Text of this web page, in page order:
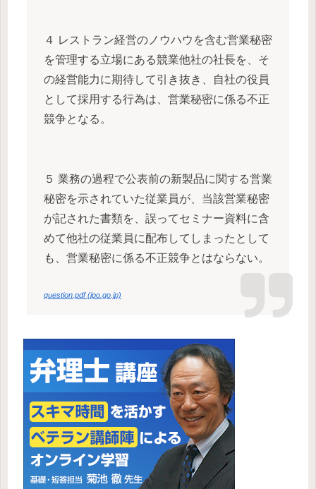
４ レストラン経営のノウハウを含む営業秘密
を管理する立場にある競業他社の社長を、そ
の経営能力に期待して引き抜き、自社の役員
として採用する行為は、営業秘密に係る不正
競争となる。
５ 業務の過程で公表前の新製品に関する営業
秘密を示されていた従業員が、当該営業秘密
が記された書類を、誤ってセミナー資料に含
めて他社の従業員に配布してしまったとして
も、営業秘密に係る不正競争とはならない。
question.pdf (jpo.go.jp)